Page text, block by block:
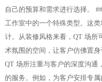
自己的预算和需求进行选择。
工作室中的一个特殊类型。这
计。从装修风格来看，QT 场所
术氛围的空间，让客户仿佛置
QT 场所注重与客户的深度沟通
的服务。例如，为客户安排专